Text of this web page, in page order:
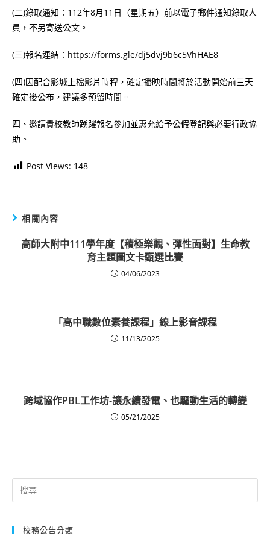
(二)錄取通知：112年8月11日（星期五）前以電子郵件通知錄取人
員，不另寄送公文。
(三)報名連結：https://forms.gle/dj5dvj9b6c5VhHAE8
(四)因配合影城上檔影片時程，確定播映時間將於活動開始前三天
確定後公布，建議多預留時間。
四、邀請貴校教師踴躍報名參加並惠允給予公假登記與必要行政協
助。
Post Views: 148
相關內容
高師大附中111學年度【積極樂觀、彈性面對】生命教
育主題圖文卡甄選比賽
04/06/2023
「高中職數位素養課程」線上影音課程
11/13/2025
跨域協作PBL工作坊-讓永續發電、也驅動生活的轉變
05/21/2025
Search
for:
校務公告分類